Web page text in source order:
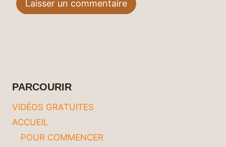
PARCOURIR
VIDÉOS GRATUITES
ACCUEIL
POUR COMMENCER